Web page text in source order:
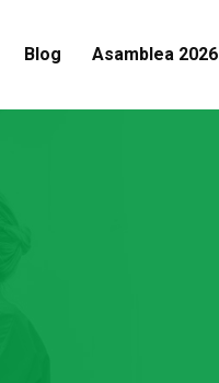
Blog Asamblea 2026